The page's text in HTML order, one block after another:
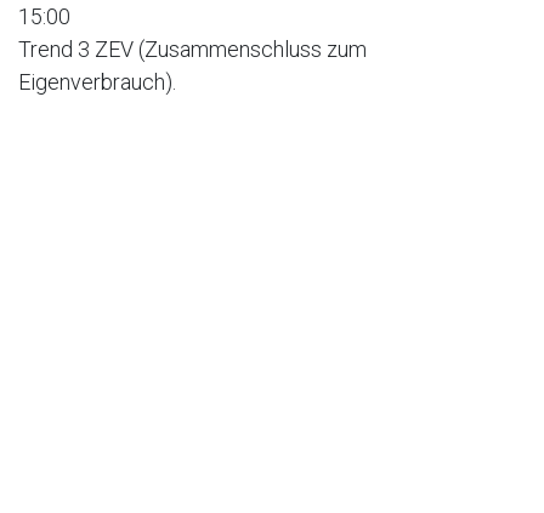
15:00
Trend 3 ZEV (Zusammenschluss zum
Eigenverbrauch).